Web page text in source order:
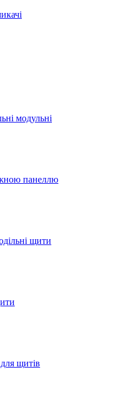
модульні
панеллю
щити
щитів